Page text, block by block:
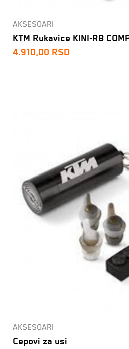
AKSESOARI
KTM Rukavice KINI-RB
4.910,00 RSD
AKSESOARI
Cepovi za usi